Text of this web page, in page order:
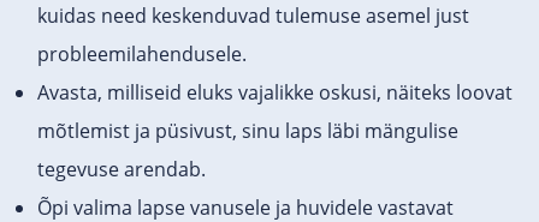
kuidas need keskenduvad tulemuse asemel just
probleemilahendusele.
Avasta, milliseid eluks vajalikke oskusi, näiteks loovat
mõtlemist ja püsivust, sinu laps läbi mängulise
tegevuse arendab.
Õpi valima lapse vanusele ja huvidele vastavat